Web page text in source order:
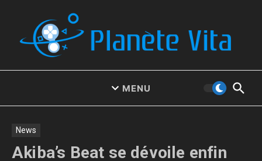
MENU
News
Akiba’s Beat se dévoile enfin